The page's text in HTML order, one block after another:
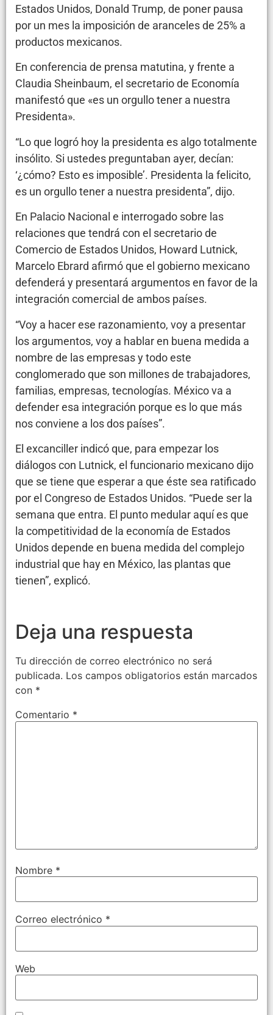
Estados Unidos, Donald Trump, de poner pausa
por un mes la imposición de aranceles de 25% a
productos mexicanos.
En conferencia de prensa matutina, y frente a
Claudia Sheinbaum, el secretario de Economía
manifestó que «es un orgullo tener a nuestra
Presidenta».
“Lo que logró hoy la presidenta es algo totalmente
insólito. Si ustedes preguntaban ayer, decían:
‘¿cómo? Esto es imposible’. Presidenta la felicito,
es un orgullo tener a nuestra presidenta”, dijo.
En Palacio Nacional e interrogado sobre las
relaciones que tendrá con el secretario de
Comercio de Estados Unidos, Howard Lutnick,
Marcelo Ebrard afirmó que el gobierno mexicano
defenderá y presentará argumentos en favor de la
integración comercial de ambos países.
“Voy a hacer ese razonamiento, voy a presentar
los argumentos, voy a hablar en buena medida a
nombre de las empresas y todo este
conglomerado que son millones de trabajadores,
familias, empresas, tecnologías. México va a
defender esa integración porque es lo que más
nos conviene a los dos países”.
El excanciller indicó que, para empezar los
diálogos con Lutnick, el funcionario mexicano dijo
que se tiene que esperar a que éste sea ratificado
por el Congreso de Estados Unidos. “Puede ser la
semana que entra. El punto medular aquí es que
la competitividad de la economía de Estados
Unidos depende en buena medida del complejo
industrial que hay en México, las plantas que
tienen”, explicó.
Deja una respuesta
Tu dirección de correo electrónico no será
publicada. Los campos obligatorios están marcados
con *
Comentario *
Nombre *
Correo electrónico *
Web